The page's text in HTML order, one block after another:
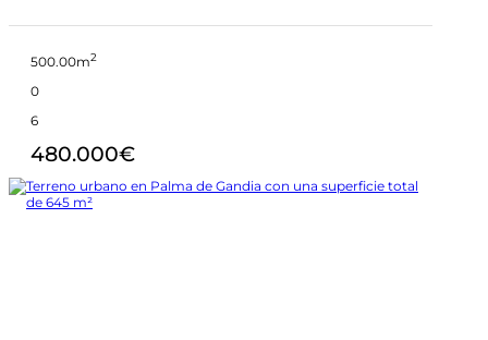
500.00m2
0
6
480.000€